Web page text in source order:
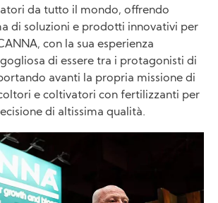
da tutto il mondo, offrendo
di soluzioni e prodotti innovativi per
con la sua esperienza
di essere tra i protagonisti di
avanti la propria missione di
e coltivatori con fertilizzanti per
di altissima qualità.